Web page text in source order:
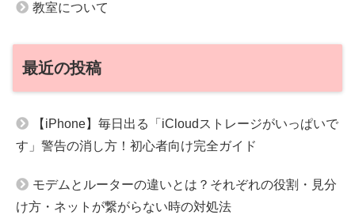
教室について
最近の投稿
【iPhone】毎日出る「iCloudストレージがいっぱいで
す」警告の消し方！初心者向け完全ガイド
モデムとルーターの違いとは？それぞれの役割・見分
け方・ネットが繋がらない時の対処法